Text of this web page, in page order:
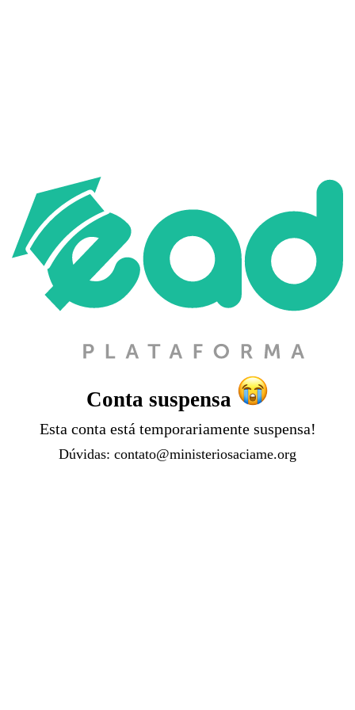
Conta suspensa
Esta conta está temporariamente suspensa!
Dúvidas: contato@ministeriosaciame.org